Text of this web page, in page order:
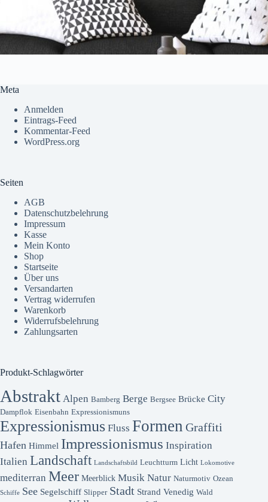
Meta
Anmelden
Eintrags-Feed
Kommentar-Feed
WordPress.org
Seiten
AGB
Datenschutzbelehrung
Impressum
Kasse
Mein Konto
Shop
Startseite
Über uns
Versandarten
Vertrag widerrufen
Warenkorb
Widerrufsbelehrung
Zahlungsarten
Produkt-Schlagwörter
Abstrakt Alpen Bamberg Berge Bergsee Brücke City
Dampflok Eisenbahn Expressionismuns
Expressionismus Fluss Formen Graffiti
Hafen Himmel Impressionismus Inspiration
Italien Landschaft Landschaftsbild Leuchtturm Licht Lokomotive
mediterran Meer Meerblick Musik Natur Naturmotiv Ozean
Schiffe See Segelschiff Slipper Stadt Strand Venedig Wald